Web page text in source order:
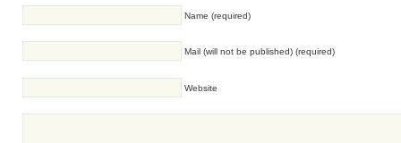
Name (required)
Mail (will not be published) (required)
Website